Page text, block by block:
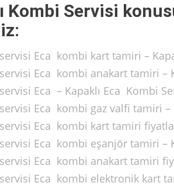
Kombi Servisi
Eca kombi kart tamiri –
Eca kombi anakart tamiri –
Eca – Kapaklı Eca Kombi
Eca kombi gaz valfi tamiri –
Eca kombi kart tamiri
Eca kombi eşanjör tamiri –
Eca kombi anakart tamiri
Eca kombi elektronik kart